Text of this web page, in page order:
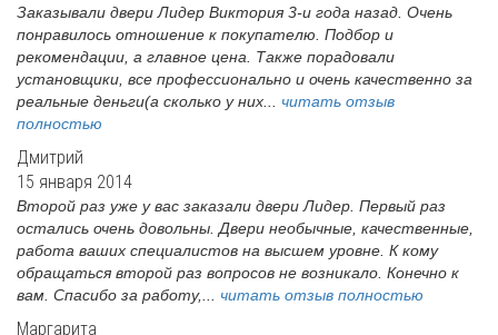
Заказывали двери Лидер Виктория 3-и года назад. Очень
понравилось отношение к покупателю. Подбор и
рекомендации, а главное цена. Также порадовали
установщики, все профессионально и очень качественно за
реальные деньги(а сколько у них... читать отзыв
полностью
Дмитрий
15 января 2014
Второй раз уже у вас заказали двери Лидер. Первый раз
остались очень довольны. Двери необычные, качественные,
работа ваших специалистов на высшем уровне. К кому
обращаться второй раз вопросов не возникало. Конечно к
вам. Спасибо за работу,... читать отзыв полностью
Маргарита